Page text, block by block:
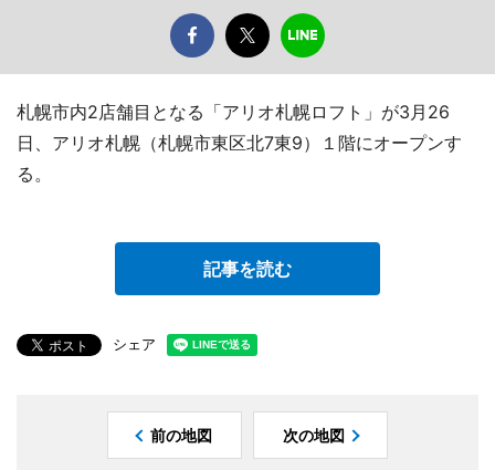
札幌市内2店舗目となる「アリオ札幌ロフト」が3月26
日、アリオ札幌（札幌市東区北7東9）１階にオープンす
る。
記事を読む
シェア
前の地図 次の地図